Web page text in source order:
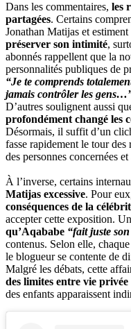
Dans les commentaires, les
partagées. Certains
Jonathan Matijas et estiment
préserver son intimité,
abonnés rappellent que la
personnalités publiques de
“Je te comprends
jamais contrôler les
D’autres soulignent aussi
profondément changé les
Désormais, il suffit d’un
fasse rapidement le tour des
des personnes concernées
À l’inverse, certains
Matijas excessive. Pour
conséquences de la
accepter cette exposition.
qu’Aqababe “fait juste
contenus. Selon elle,
le blogueur se contente de
Malgré les débats, cette
des limites entre vie
des enfants apparaissent